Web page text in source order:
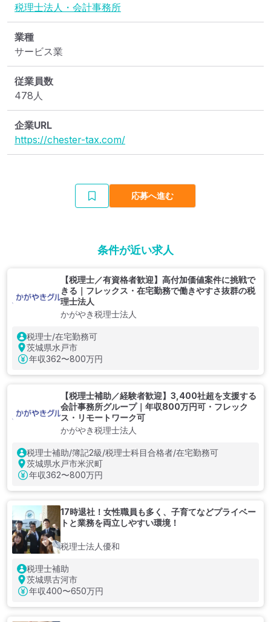
税理士法人・会計事務所
業種
サービス業
従業員数
478人
企業URL
https://chester-tax.com/
応募へ進む
条件が近い求人
【税理士／有資格者歓迎】高付加価値案件に挑戦で
きる｜フレックス・在宅勤務で働きやすさ抜群の税
理士法人
かがやき税理士法人
税理士/在宅勤務可
茨城県水戸市
年収362〜800万円
【税理士補助／経験者歓迎】3,400社超を支援する
会計事務所グループ｜年収800万円可・フレック
ス・リモートワーク可
かがやき税理士法人
税理士補助/簿記2級/税理士科目合格者/在宅勤務可
茨城県水戸市米沢町
年収362〜800万円
17時退社！女性職員も多く、子育てなどプライベー
トと業務を両立しやすい環境！
税理士法人優和
税理士補助
茨城県古河市
年収400〜650万円